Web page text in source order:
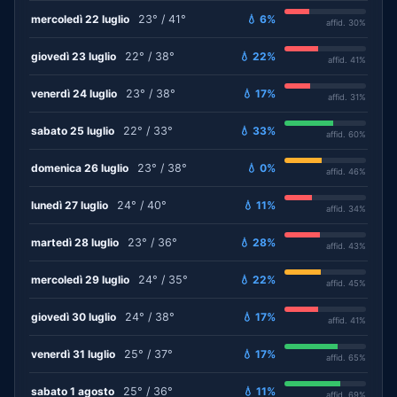
mercoledì 22 luglio 23° / 41° 💧 6% affid. 30%
giovedì 23 luglio 22° / 38° 💧 22% affid. 41%
venerdì 24 luglio 23° / 38° 💧 17% affid. 31%
sabato 25 luglio 22° / 33° 💧 33% affid. 60%
domenica 26 luglio 23° / 38° 💧 0% affid. 46%
lunedì 27 luglio 24° / 40° 💧 11% affid. 34%
martedì 28 luglio 23° / 36° 💧 28% affid. 43%
mercoledì 29 luglio 24° / 35° 💧 22% affid. 45%
giovedì 30 luglio 24° / 38° 💧 17% affid. 41%
venerdì 31 luglio 25° / 37° 💧 17% affid. 65%
sabato 1 agosto 25° / 36° 💧 11% affid. 69%